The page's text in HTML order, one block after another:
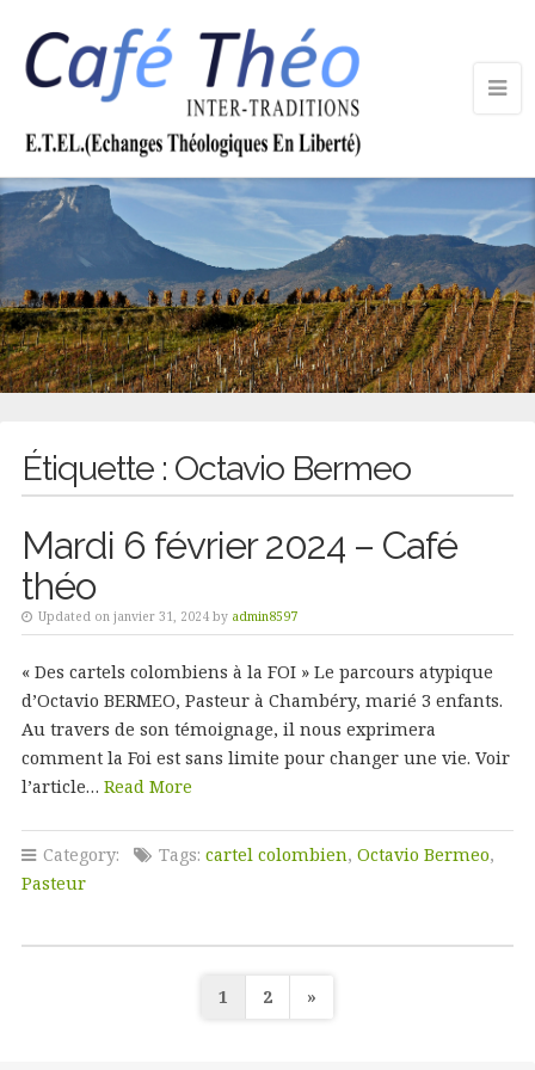
Étiquette : Octavio Bermeo
Mardi 6 février 2024 – Café
théo
Updated on janvier 31, 2024 by admin8597
« Des cartels colombiens à la FOI » Le parcours atypique
d’Octavio BERMEO, Pasteur à Chambéry, marié 3 enfants.
Au travers de son témoignage, il nous exprimera
comment la Foi est sans limite pour changer une vie. Voir
l’article… Read More
Category: Tags: cartel colombien, Octavio Bermeo,
Pasteur
Pagination
1 2 »